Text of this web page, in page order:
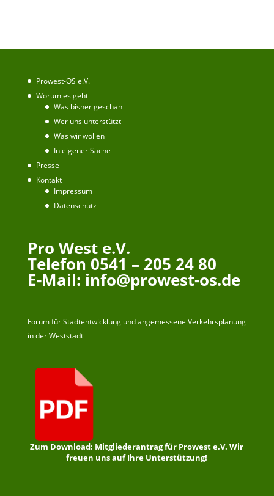
Prowest-OS e.V.
Worum es geht
Was bisher geschah
Wer uns unterstützt
Was wir wollen
In eigener Sache
Presse
Kontakt
Impressum
Datenschutz
Pro West e.V.
Telefon 0541 – 205 24 80
E-Mail: info@prowest-os.de
Forum für Stadtentwicklung und angemessene Verkehrsplanung
in der Weststadt
Zum Download: Mitgliederantrag für Prowest e.V. Wir
freuen uns auf Ihre Unterstützung!